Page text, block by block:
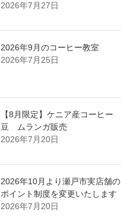
2026年7月27日
2026年9月のコーヒー教室
2026年7月25日
【8月限定】ケニア産コーヒー
豆 ムランガ販売
2026年7月20日
2026年10月より瀬戸市実店舗の
ポイント制度を変更いたします
2026年7月20日